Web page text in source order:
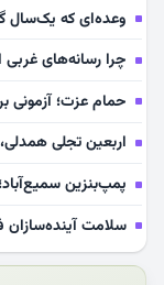
وعده‌ای که یک‌سال
چرا رسانه‌های غربی
حمام عزت؛
اربعین تجلی
پمپ‌بنزین
سلامت آینده‌سازان
بازخوانی رسانه‌ای